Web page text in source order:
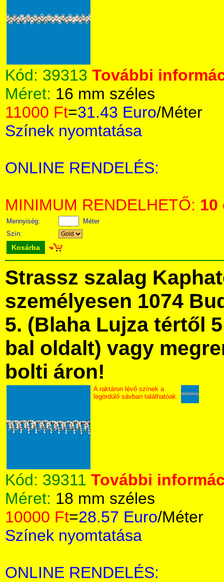
Kód: 39313 További
Méret: 16 mm széles
11000 Ft=31.43 Euro/Méter
Színek nyomtatása
ONLINE RENDELÉS:
MINIMUM RENDELHETŐ: 10
Mennyiség:
Méter
Szín:
Kosárba
Strassz szalag
személyesen 1074
5. (Blaha Lujza tértől
bal oldalt) vagy
bolti áron!
A raktáron lévő színek a
legördülő sávban találhatóak.
Kód: 39311 További
Méret: 18 mm széles
10000 Ft=28.57 Euro/Méter
Színek nyomtatása
ONLINE RENDELÉS: